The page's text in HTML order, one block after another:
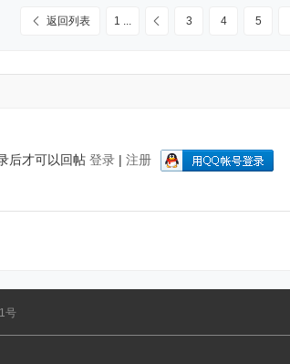
1 ... 3 4 5
返回列表
后才可以回帖 登录| 注册
号